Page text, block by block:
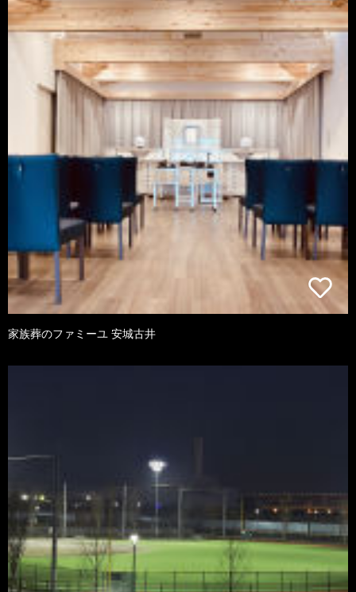
家族葬のファミーユ 安城古井